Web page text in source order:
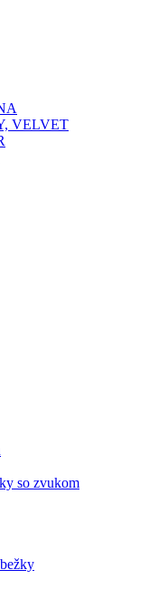
VELVET
so zvukom